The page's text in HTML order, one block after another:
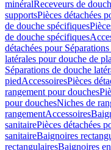
minéralReceveurs de
supportsPièces détachées
de douche spécifiques
de douche spécifiques
détachées pour
latérales pour douche de
Séparations de douche
piedAccessoiresPièces
rangement pour douches
pour douchesNiches de
rangementAccessoires
sanitairePièces détachées
sanitaireBaignoires
rectangulairesBaignoires